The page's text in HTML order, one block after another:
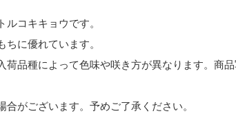
コキキョウです。
に優れています。
荷品種によって色味や咲き方が異なります。商
がございます。予めご了承ください。